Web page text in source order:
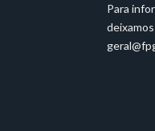
Para